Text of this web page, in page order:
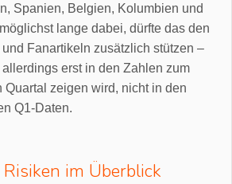
Spanien, Belgien, Kolumbien und
lange dabei, dürfte das den
Fanartikeln zusätzlich stützen –
erst in den Zahlen zum
Quartal zeigen wird, nicht in den
Q1-Daten.
im Überblick